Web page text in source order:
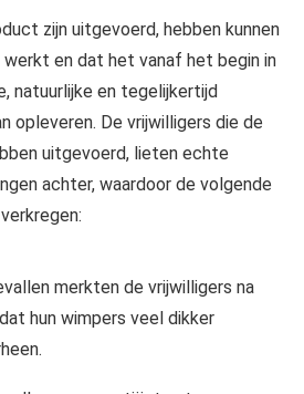
zijn uitgevoerd, hebben kunnen
en dat het vanaf het begin in
natuurlijke en tegelijkertijd
opleveren. De vrijwilligers die de
uitgevoerd, lieten echte
achter, waardoor de volgende
merkten de vrijwilligers na
hun wimpers veel dikker